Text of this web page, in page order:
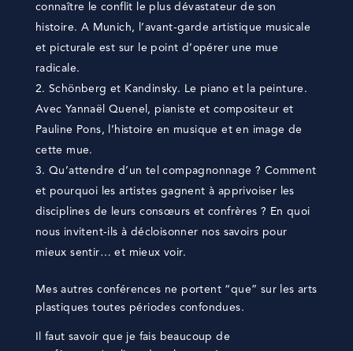
connaître le conflit le plus dévastateur de son
histoire. A Munich, l’avant-garde artistique musicale
et picturale est sur le point d’opérer une mue
radicale.
Schönberg et Kandinsky. Le piano et la peinture.
Avec Yannaël Quenel, pianiste et compositeur et
Pauline Pons, l’histoire en musique et en image de
cette mue.
Qu’attendre d’un tel compagnonnage ? Comment
et pourquoi les artistes gagnent à apprivoiser les
disciplines de leurs consœurs et confrères ? En quoi
nous invitent-ils à décloisonner nos savoirs pour
mieux sentir… et mieux voir.
Mes autres conférences ne portent “que” sur les arts
plastiques toutes périodes confondues.
Il faut savoir que je fais beaucoup de